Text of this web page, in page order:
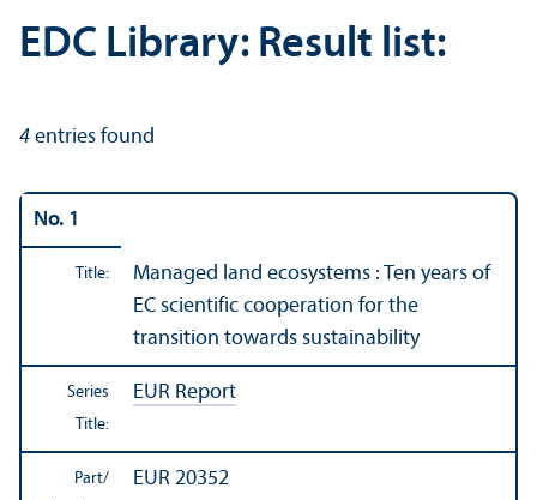
EDC Library: Result list:
4 entries found
No. 1
Title:
Managed land ecosystems : Ten years of
EC scientific cooperation for the
transition towards sustainability
Series
Title:
EUR Report
Part/
EUR 20352